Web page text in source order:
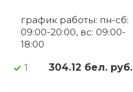
график работы: пн-сб:
09:00-20:00, вс: 09:00-
18:00
1 304.12 бел. руб.